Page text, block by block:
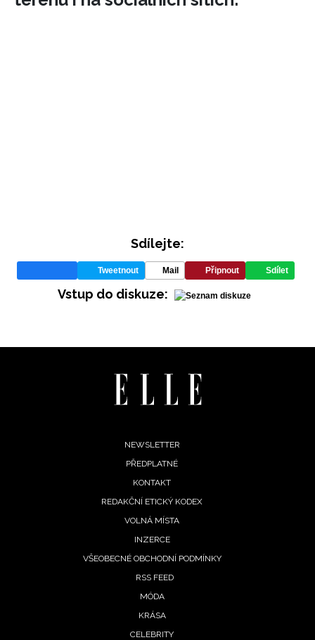
Sdílejte:
Tweetnout Mail Připnout Sdílet
Vstup do diskuze:
NEWSLETTER
PŘEDPLATNÉ
KONTAKT
REDAKČNÍ ETICKÝ KODEX
VOLNÁ MÍSTA
INZERCE
VŠEOBECNÉ OBCHODNÍ PODMÍNKY
RSS FEED
MÓDA
KRÁSA
CELEBRITY